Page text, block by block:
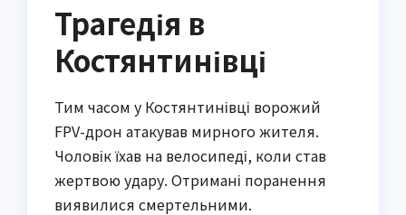
Трагедія в
Костянтинівці
Тим часом у Костянтинівці ворожий
FPV-дрон атакував мирного жителя.
Чоловік їхав на велосипеді, коли став
жертвою удару. Отримані поранення
виявилися смертельними.